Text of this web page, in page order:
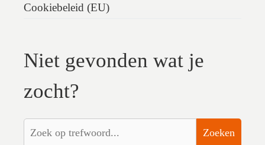
Cookiebeleid (EU)
Niet gevonden wat je
zocht?
Zoeken